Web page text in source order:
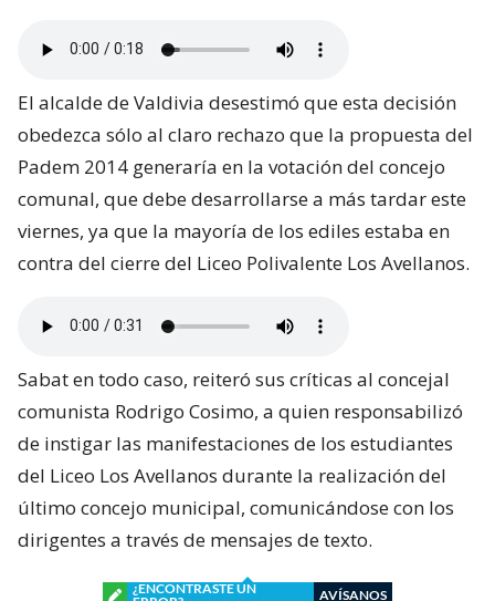
El alcalde de Valdivia desestimó que esta decisión
obedezca sólo al claro rechazo que la propuesta del
Padem 2014 generaría en la votación del concejo
comunal, que debe desarrollarse a más tardar este
viernes, ya que la mayoría de los ediles estaba en
contra del cierre del Liceo Polivalente Los Avellanos.
Sabat en todo caso, reiteró sus críticas al concejal
comunista Rodrigo Cosimo, a quien responsabilizó
de instigar las manifestaciones de los estudiantes
del Liceo Los Avellanos durante la realización del
último concejo municipal, comunicándose con los
dirigentes a través de mensajes de texto.
¿ENCONTRASTE UN
AVÍSANOS